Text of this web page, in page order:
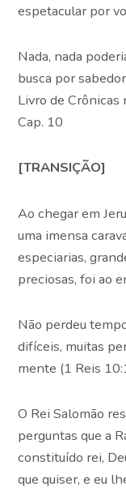
espetacular por
Nada, nada
busca por
Livro de Crônicas
Cap. 10
[TRANSIÇÃO]
Ao chegar em
uma imensa
especiarias,
preciosas, foi ao
Não perdeu
difíceis, muitas
mente (1 Reis
O Rei Salomão
perguntas que a
constituído rei,
que quiser, e eu